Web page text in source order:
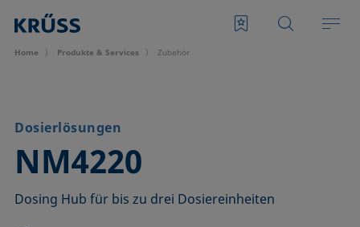
Home Produkte & Services Zubehör
Dosierlösungen
NM4220
–
Dosing Hub für bis zu drei Dosiereinheiten